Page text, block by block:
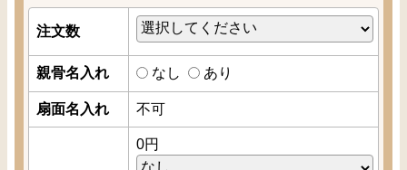
注文数
親骨名入れ なし あり
扇面名入れ 不可
0円